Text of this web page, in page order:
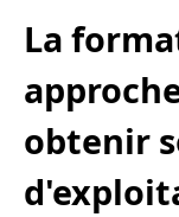
La
obtenir